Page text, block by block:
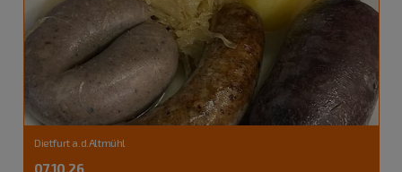
Dietfurt a.d.Altmühl
07.10.26